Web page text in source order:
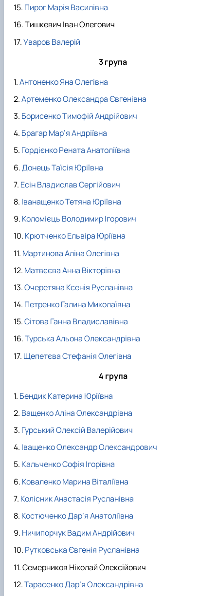
Пирог Марія Василівна
Тишкевич Іван Олегович
Уваров Валерій
3 група
Антоненко Яна Олегівна
Артеменко Олександра Євгенівна
Борисенко Тимофій Андрійович
Брагар Мар’я Андріївна
Гордієнко Рената Анатоліївна
Донець Таїсія Юріївна
Есін Владислав Сергійович
Іванащенко Тетяна Юріївна
Коломієць Володимир Ігорович
Крютченко Ельвіра Юріївна
Мартинова Аліна Олегівна
Матвєєва Анна Вікторівна
Очеретяна Ксенія Русланівна
Петренко Галина Миколаївна
Сітова Ганна Владиславівна
Турська Альона Олександрівна
Щепетєва Стефанія Олегівна
4 група
Бендик Катерина Юріївна
Ващенко Аліна Олександрівна
Гурський Олексій Валерійович
Іващенко Олександр Олександрович
Кальченко Софія Ігорівна
Коваленко Марина Віталіївна
Колісник Анастасія Русланівна
Костюченко Дар’я Анатоліївна
Ничипорчук Вадим Андрійович
Рутковська Євгенія Русланівна
Семерников Ніколай Олексійович
Тарасенко Дар’я Олександрівна